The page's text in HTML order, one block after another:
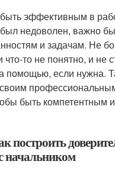
эффективным в
недоволен, важно
и задачам. Не
то не понятно, и не
помощью, если нужна.
быть компетентным
построить
начальником